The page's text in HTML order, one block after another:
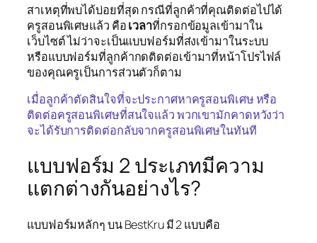
สาเหตุที่พบได้บ่อยที่สุด กรณีที่ลูกค้าที่คุณติดต่อไปได้
ครูสอนพิเศษแล้ว คือเวลาที่กรอกข้อมูลเข้ามาใน
เว็บไซต์ ไม่ว่าจะเป็นแบบฟอร์มที่ส่งเข้ามาในระบบ
หรือแบบฟอร์มที่ลูกค้ากดติดต่อเข้ามาที่หน้าโปรไฟล์
ของคุณครูเป็นการส่วนตัวก็ตาม
เมื่อลูกค้าตัดสินใจที่จะประกาศหาครูสอนพิเศษ หรือ
ติดต่อครูสอนพิเศษที่สนใจแล้ว พวกเขามักคาดหวังว่า
จะได้รับการติดต่อกลับจากครูสอนพิเศษในทันที
แบบฟอร์ม 2 ประเภทมีความ
แตกต่างกันอย่างไร?
แบบฟอร์มหลักๆ บน BestKru มี 2 แบบคือ